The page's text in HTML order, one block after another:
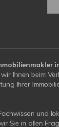
Ihnen beim
Ihrer
und
Sie in allen